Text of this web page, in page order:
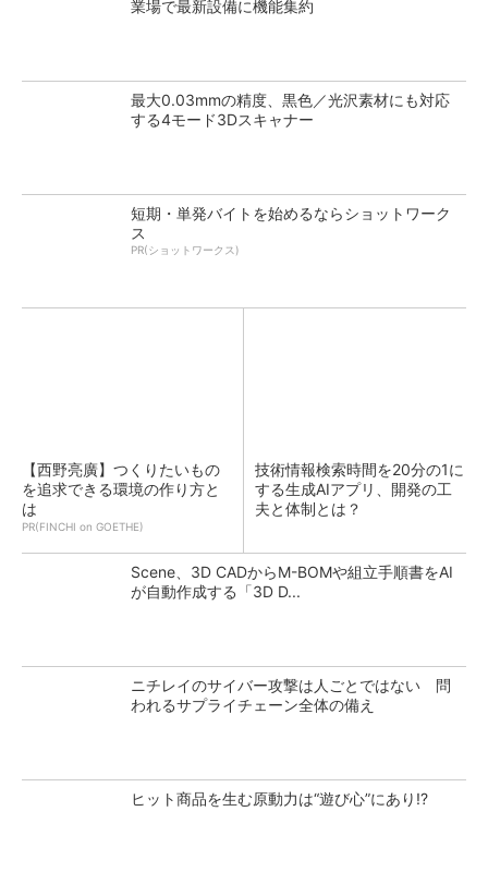
業場で最新設備に機能集約
最大0.03mmの精度、黒色／光沢素材にも対応
する4モード3Dスキャナー
短期・単発バイトを始めるならショットワーク
ス
PR(ショットワークス)
【西野亮廣】つくりたいもの
を追求できる環境の作り方と
は
PR(FINCHI on GOETHE)
技術情報検索時間を20分の1に
する生成AIアプリ、開発の工
夫と体制とは？
Scene、3D CADからM-BOMや組立手順書をAI
が自動作成する「3D D...
ニチレイのサイバー攻撃は人ごとではない 問
われるサプライチェーン全体の備え
ヒット商品を生む原動力は“遊び心”にあり!?